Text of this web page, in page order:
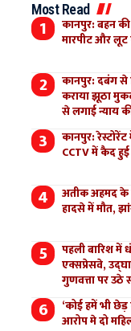
Most Read
कानपुर: बहन
मारपीट और
कानपुर: दबंग से
कराया झूठा
से लगाई न्याय
कानपुर:
CCTV में कैद हुई
अतीक अहमद के
हादसे में मौत,
पहली बारिश
एक्सप्रेसवे,
गुणवत्ता पर उठे
‘कोई हमें भी
आरोप मे दो